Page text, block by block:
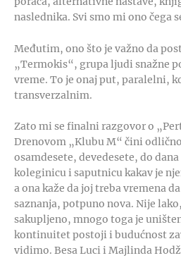
naslednika. Svi smo mi ono čega
Međutim, ono što je važno da
„Termokis“, grupa ljudi snažne
vreme. To je onaj put, paralelni,
transverzalnim.
Zato mi se finalni razgovor o
Drenovom „Klubu M“ čini
osamdesete, devedesete, do
koleginicu i saputnicu kakav je
a ona kaže da joj treba vremena
saznanja, potpuno nova. Nije
sakupljeno, mnogo toga je
kontinuitet postoji i budućnost
vidimo. Besa Luci i Majlinda